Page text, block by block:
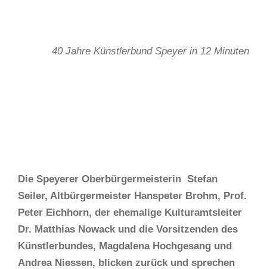
40 Jahre Künstlerbund Speyer in 12 Minuten
Die Speyerer Oberbürgermeisterin Stefan
Seiler, Altbürgermeister Hanspeter Brohm, Prof.
Peter Eichhorn, der ehemalige Kulturamtsleiter
Dr. Matthias Nowack und die Vorsitzenden des
Künstlerbundes, Magdalena Hochgesang und
Andrea Niessen, blicken zurück und sprechen